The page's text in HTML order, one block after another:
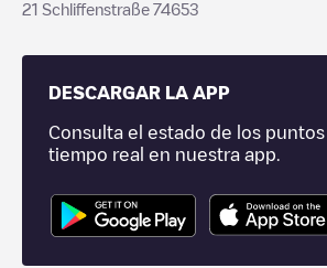
21 Schliffenstraße 74653
DESCARGAR LA APP
Consulta el estado de los
tiempo real en nuestra app.